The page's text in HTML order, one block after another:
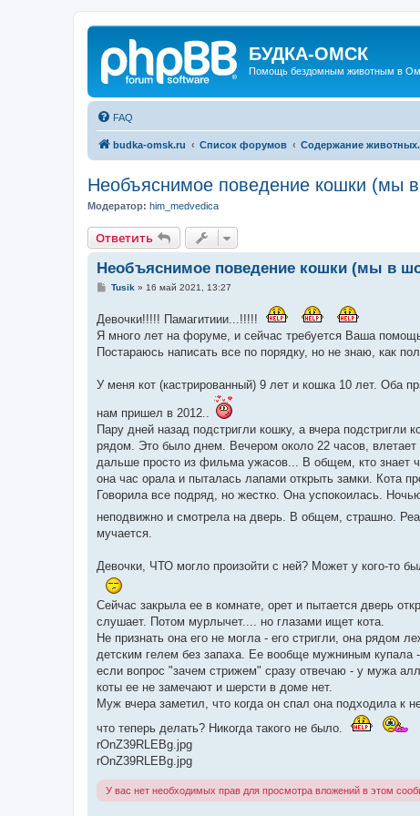
БУДКА-ОМСК
Помощь бездомным животным в
FAQ
budka-omsk.ru Список форумов Содержание
Необъяснимое поведение кошки (мы
Модератор: him_medvedica
Ответить
Необъяснимое поведение кошки (мы в
С
б
е
н
Tusik » 16 май 2021, 13:27
Девочки!!!!! Памагитиии...!!!!!
Я много лет на форуме, и сейчас требуется Ваша
Постараюсь написать все по порядку, но не знаю, как
У меня кот (кастрированный) 9 лет и кошка 10 лет. Оба
нам пришел в 2012..
Пару дней назад подстригли кошку, а вчера
рядом. Это было днем. Вечером около 22 часов,
дальше просто из фильма ужасов... В общем, кто знает
она час орала и пыталась лапами открыть замки. Кота
Говорила все подряд, но жестко. Она успокоилась.
неподвижно и смотрела на дверь. В общем, страшно.
мучается.
Девочки, ЧТО могло произойти с ней? Может у кого-то
Сейчас закрыла ее в комнате, орет и пытается дверь
слушает. Потом мурлычет.... но глазами ищет кота.
Не признать она его не могла - его стригли, она рядом
детским гелем без запаха. Ее вообще мужниным купала
если вопрос "зачем стрижем" сразу отвечаю - у мужа
коты ее не замечают и шерсти в доме нет.
Муж вчера заметил, что когда он спал она подходила к
что теперь делать? Никогда такого не было.
rOnZ39RLEBg.jpg
rOnZ39RLEBg.jpg
У вас нет необходимых прав для просмотра вложений в этом